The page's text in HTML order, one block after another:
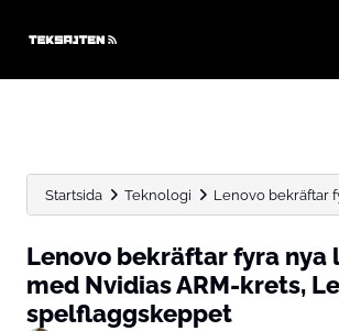
Startsida Teknologi Lenovo bekräftar
Lenovo bekräftar fyra nya
med Nvidias ARM-krets,
spelflaggskeppet